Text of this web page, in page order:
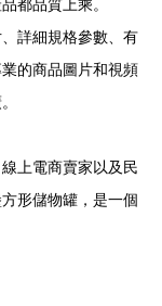
都品質上乘。
詳細規格參數、有
的商品圖片和視頻
上電商賣家以及民
形儲物罐，是一個